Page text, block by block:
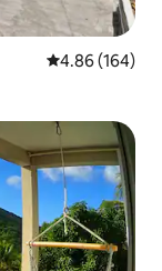
Calificación
4.86 (164)